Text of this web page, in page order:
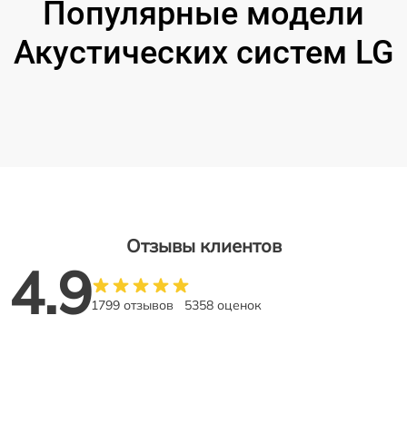
Популярные модели
Акустических систем LG
Отзывы клиентов
4.91799 отзывов 5358 оценок